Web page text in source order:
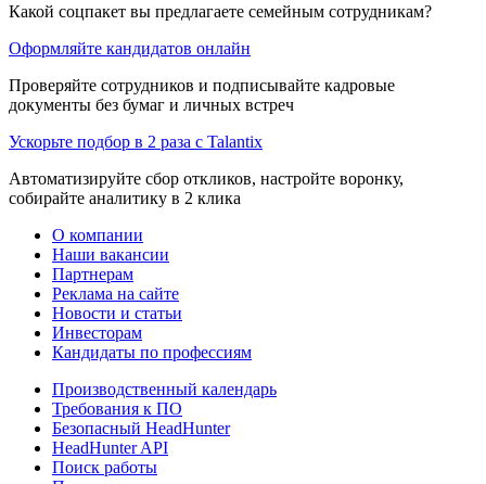
Какой соцпакет вы предлагаете семейным сотрудникам?
Оформляйте кандидатов онлайн
Проверяйте сотрудников и подписывайте кадровые
документы без бумаг и личных встреч
Ускорьте подбор в 2 раза с Talantix
Автоматизируйте сбор откликов, настройте воронку,
собирайте аналитику в 2 клика
О компании
Наши вакансии
Партнерам
Реклама на сайте
Новости и статьи
Инвесторам
Кандидаты по профессиям
Производственный календарь
Требования к ПО
Безопасный HeadHunter
HeadHunter API
Поиск работы